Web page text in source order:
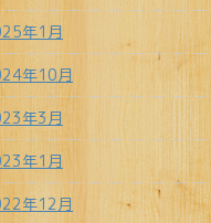
年1月
年10月
年3月
年1月
年12月